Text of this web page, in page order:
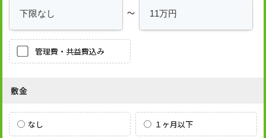
～
管理費・共益費込み
敷金
なし １ヶ月以下